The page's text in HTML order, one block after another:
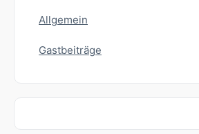
Allgemein
Gastbeiträge